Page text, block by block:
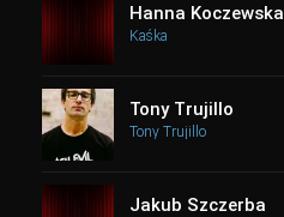
Hanna Koczewska
Kaśka
Tony Trujillo
Tony Trujillo
Jakub Szczerba